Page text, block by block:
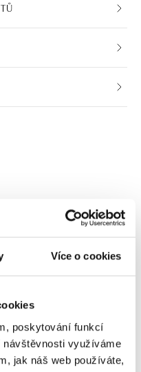
Více o cookies
poskytování funkcí
využíváme
jak náš web používáte,